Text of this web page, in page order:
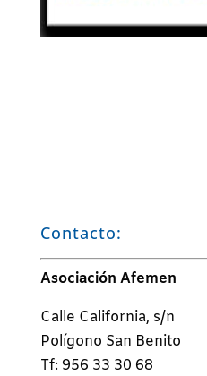
Contacto:
Asociación Afemen
Calle California, s/n
Polígono San Benito
Tf: 956 33 30 68